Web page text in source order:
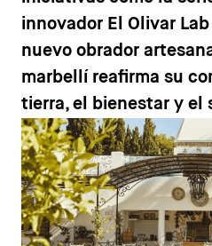
innovador El Olivar
nuevo obrador
marbellí reafirma su
tierra, el bienestar y el